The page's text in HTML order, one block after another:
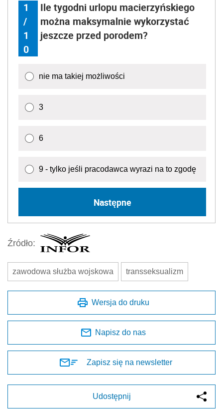
1
/
1
0
Ile tygodni urlopu macierzyńskiego
można maksymalnie wykorzystać
jeszcze przed porodem?
nie ma takiej możliwości
3
6
9 - tylko jeśli pracodawca wyrazi na to zgodę
Następne
Źródło:
zawodowa służba wojskowa transseksualizm
Wersja do druku
Napisz do nas
Zapisz się na newsletter
Udostępnij